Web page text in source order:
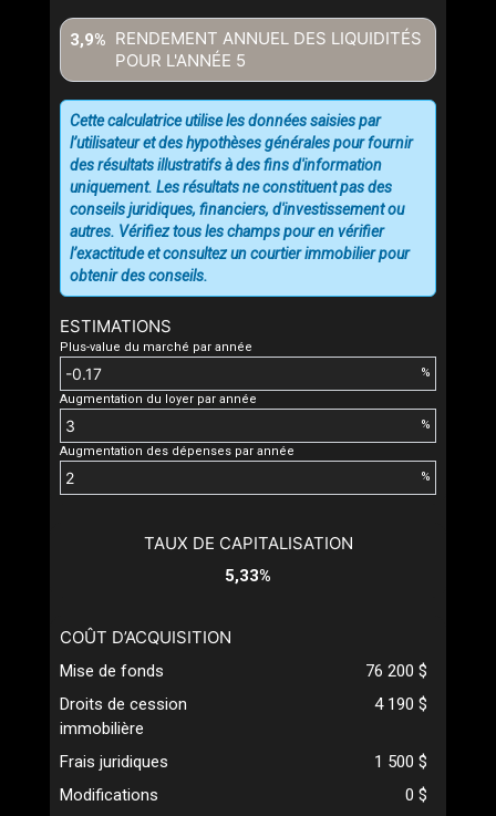
RENDEMENT ANNUEL DES LIQUIDITÉS
POUR L'ANNÉE 5
3,9%
ESTIMATIONS
Plus-value du marché par année
%
Augmentation du loyer par année
%
Augmentation des dépenses par année
%
Cette calculatrice utilise les données saisies par
l’utilisateur et des hypothèses générales pour fournir
des résultats illustratifs à des fins d'information
uniquement. Les résultats ne constituent pas des
conseils juridiques, financiers, d'investissement ou
autres. Vérifiez tous les champs pour en vérifier
l’exactitude et consultez un courtier immobilier pour
obtenir des conseils.
TAUX DE CAPITALISATION
5,33%
COÛT D’ACQUISITION
Mise de fonds
76 200 $
Droits de cession
immobilière
4 190 $
Frais juridiques
1 500 $
Modifications
0 $